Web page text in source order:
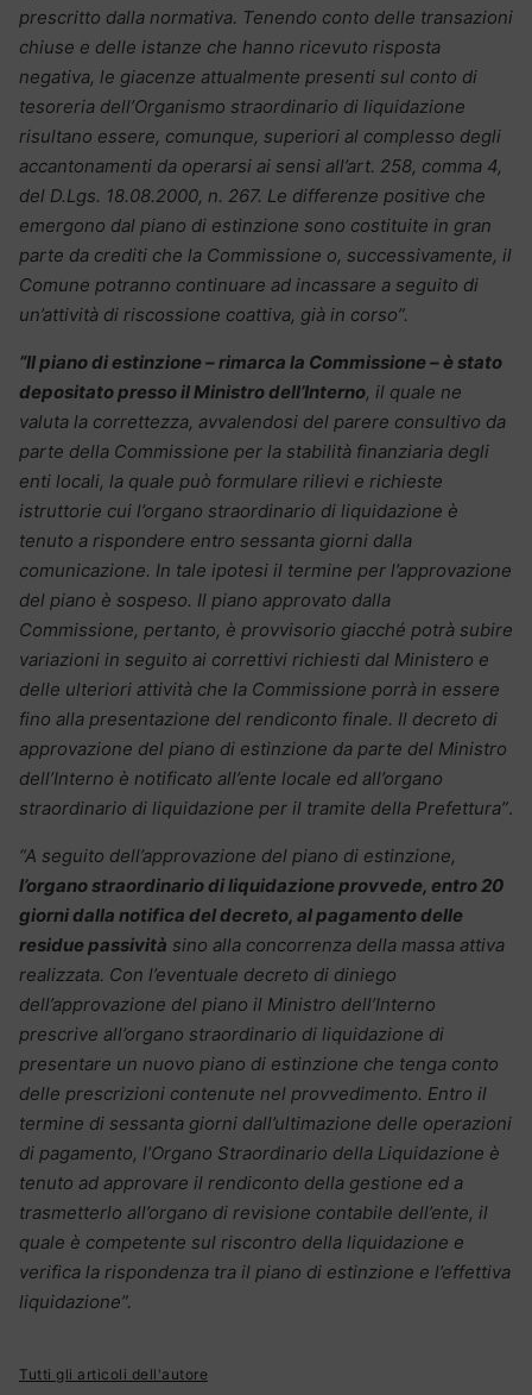
prescritto dalla normativa. Tenendo conto delle transazioni
chiuse e delle istanze che hanno ricevuto risposta
negativa, le giacenze attualmente presenti sul conto di
tesoreria dell’Organismo straordinario di liquidazione
risultano essere, comunque, superiori al complesso degli
accantonamenti da operarsi ai sensi all’art. 258, comma 4,
del D.Lgs. 18.08.2000, n. 267. Le differenze positive che
emergono dal piano di estinzione sono costituite in gran
parte da crediti che la Commissione o, successivamente, il
Comune potranno continuare ad incassare a seguito di
un’attività di riscossione coattiva, già in corso”.
“Il piano di estinzione – rimarca la Commissione – è stato
depositato presso il Ministro dell’Interno, il quale ne
valuta la correttezza, avvalendosi del parere consultivo da
parte della Commissione per la stabilità finanziaria degli
enti locali, la quale può formulare rilievi e richieste
istruttorie cui l’organo straordinario di liquidazione è
tenuto a rispondere entro sessanta giorni dalla
comunicazione. In tale ipotesi il termine per l’approvazione
del piano è sospeso. Il piano approvato dalla
Commissione, pertanto, è provvisorio giacché potrà subire
variazioni in seguito ai correttivi richiesti dal Ministero e
delle ulteriori attività che la Commissione porrà in essere
fino alla presentazione del rendiconto finale. Il decreto di
approvazione del piano di estinzione da parte del Ministro
dell’Interno è notificato all’ente locale ed all’organo
straordinario di liquidazione per il tramite della Prefettura”.
“A seguito dell’approvazione del piano di estinzione,
l’organo straordinario di liquidazione provvede, entro 20
giorni dalla notifica del decreto, al pagamento delle
residue passività sino alla concorrenza della massa attiva
realizzata. Con l’eventuale decreto di diniego
dell’approvazione del piano il Ministro dell’Interno
prescrive all’organo straordinario di liquidazione di
presentare un nuovo piano di estinzione che tenga conto
delle prescrizioni contenute nel provvedimento. Entro il
termine di sessanta giorni dall’ultimazione delle operazioni
di pagamento, l’Organo Straordinario della Liquidazione è
tenuto ad approvare il rendiconto della gestione ed a
trasmetterlo all’organo di revisione contabile dell’ente, il
quale è competente sul riscontro della liquidazione e
verifica la rispondenza tra il piano di estinzione e l’effettiva
liquidazione”.
Tutti gli articoli dell'autore